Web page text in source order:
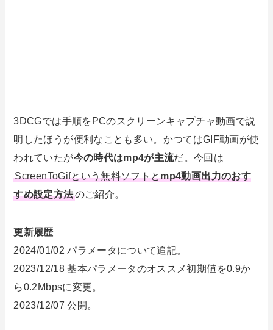
3DCGでは手順をPCのスクリーンキャプチャ動画で説
明したほうが便利なことも多い。かつてはGIF動画が使
われていたが今の時代はmp4が主流だ。今回は
ScreenToGifという無料ソフトとmp4動画出力のおす
すめ設定方法のご紹介。
更新履歴
2024/01/02 パラメータについて追記。
2023/12/18 基本パラメータのオススメ初期値を0.9か
ら0.2Mbpsに変更。
2023/12/07 公開。